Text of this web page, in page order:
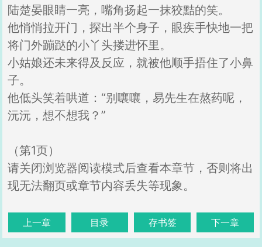
陆楚晏眼睛一亮，嘴角扬起一抹狡黠的笑。
他悄悄拉开门，探出半个身子，眼疾手快地一把
将门外蹦跶的小丫头搂进怀里。
小姑娘还未来得及反应，就被他顺手捂住了小鼻
子。
他低头笑着哄道：“别嚷嚷，易先生在熬药呢，
沅沅，想不想我？”
（第1页）
请关闭浏览器阅读模式后查看本章节，否则将出
现无法翻页或章节内容丢失等现象。
上一章 目录 存书签 下一章